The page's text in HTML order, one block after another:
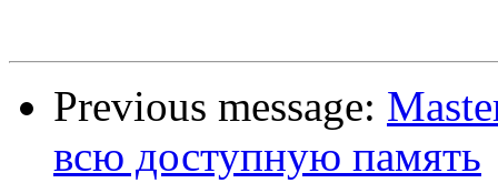
Previous message:
всю доступную память